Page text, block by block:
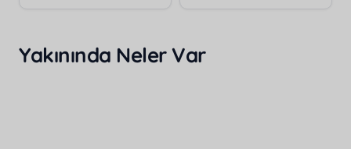
Yakınında Neler Var